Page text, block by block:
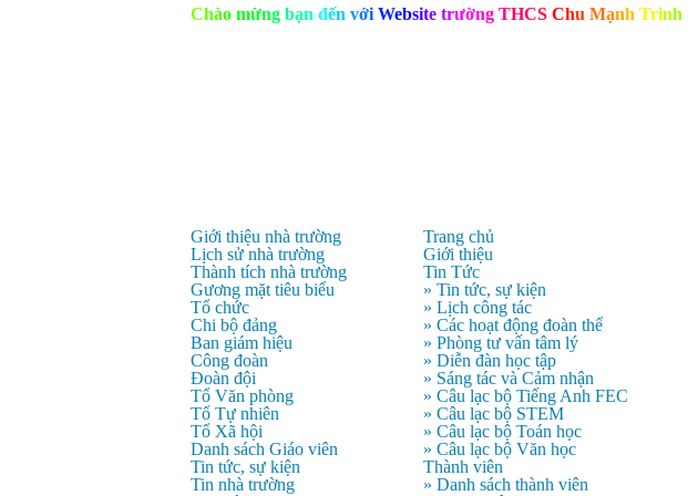
Chào mừng bạn đến với Website trường THCS Chu Mạnh Trinh
Giới thiệu nhà trường
Lịch sử nhà trường
Thành tích nhà trường
Gương mặt tiêu biểu
Tổ chức
Chi bộ đảng
Ban giám hiệu
Công đoàn
Đoàn đội
Tổ Văn phòng
Tổ Tự nhiên
Tổ Xã hội
Danh sách Giáo viên
Tin tức, sự kiện
Tin nhà trường
Trang chủ
Giới thiệu
Tin Tức
» Tin tức, sự kiện
» Lịch công tác
» Các hoạt động đoàn thể
» Phòng tư vấn tâm lý
» Diễn đàn học tập
» Sáng tác và Cảm nhận
» Câu lạc bộ Tiếng Anh FEC
» Câu lạc bộ STEM
» Câu lạc bộ Toán học
» Câu lạc bộ Văn học
Thành viên
» Danh sách thành viên